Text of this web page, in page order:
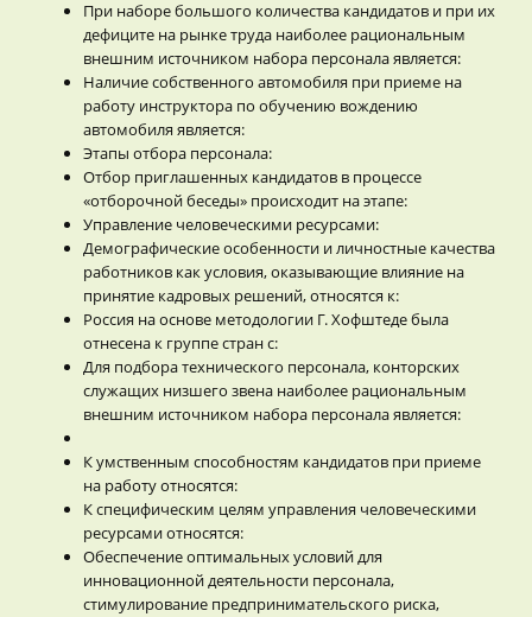
При наборе большого количества кандидатов и при их
дефиците на рынке труда наиболее рациональным
внешним источником набора персонала является:
Наличие собственного автомобиля при приеме на
работу инструктора по обучению вождению
автомобиля является:
Этапы отбора персонала:
Отбор приглашенных кандидатов в процессе
«отборочной беседы» происходит на этапе:
Управление человеческими ресурсами:
Демографические особенности и личностные качества
работников как условия, оказывающие влияние на
принятие кадровых решений, относятся к:
Россия на основе методологии Г. Хофштеде была
отнесена к группе стран с:
Для подбора технического персонала, конторских
служащих низшего звена наиболее рациональным
внешним источником набора персонала является:
К умственным способностям кандидатов при приеме
на работу относятся:
К специфическим целям управления человеческими
ресурсами относятся:
Обеспечение оптимальных условий для
инновационной деятельности персонала,
стимулирование предпринимательского риска,